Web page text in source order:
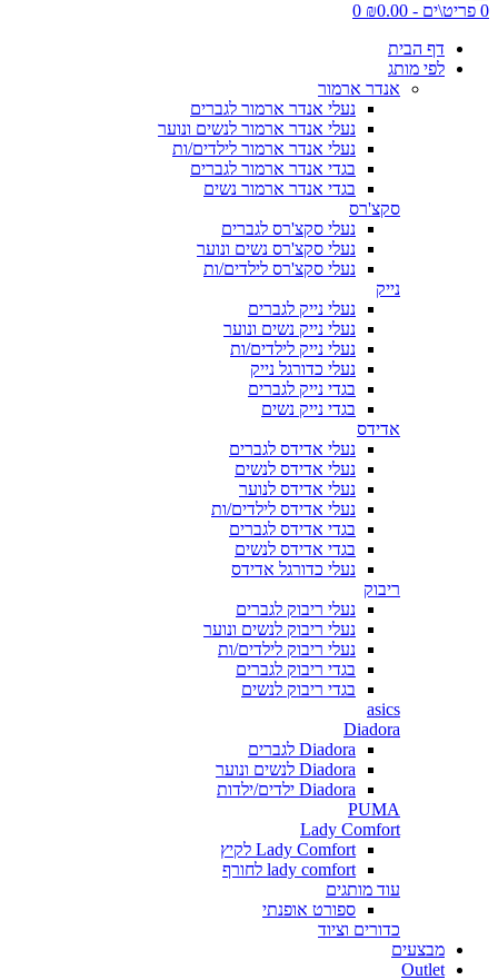
0 פריט\ים - ₪0.00
0
דף הבית
לפי מותג
אנדר ארמור
נעלי אנדר ארמור לגברים
נעלי אנדר ארמור לנשים ונוער
נעלי אנדר ארמור לילדים/ות
בגדי אנדר ארמור לגברים
בגדי אנדר ארמור נשים
סקצ'רס
נעלי סקצ'רס לגברים
נעלי סקצ'רס נשים ונוער
נעלי סקצ'רס לילדים/ות
נייק
נעלי נייק לגברים
נעלי נייק נשים ונוער
נעלי נייק לילדים/ות
נעלי כדורגל נייק
בגדי נייק לגברים
בגדי נייק נשים
אדידס
נעלי אדידס לגברים
נעלי אדידס לנשים
נעלי אדידס לנוער
נעלי אדידס לילדים/ות
בגדי אדידס לגברים
בגדי אדידס לנשים
נעלי כדורגל אדידס
ריבוק
נעלי ריבוק לגברים
נעלי ריבוק לנשים ונוער
נעלי ריבוק לילדים/ות
בגדי ריבוק לגברים
בגדי ריבוק לנשים
asics
Diadora
Diadora לגברים
Diadora לנשים ונוער
Diadora ילדים/ילדות
PUMA
Lady Comfort
Lady Comfort לקיץ
lady comfort לחורף
עוד מותגים
ספורט אופנתי
כדורים וציוד
מבצעים
Outlet